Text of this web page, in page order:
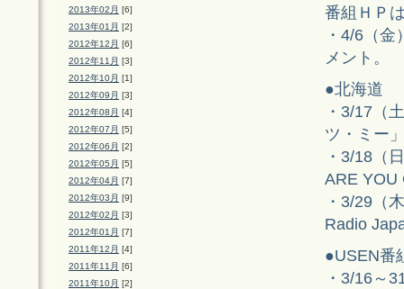
2013年02月 [6]
2013年01月 [2]
2012年12月 [6]
2012年11月 [3]
2012年10月 [1]
2012年09月 [3]
2012年08月 [4]
2012年07月 [5]
2012年06月 [2]
2012年05月 [5]
2012年04月 [7]
2012年03月 [9]
2012年02月 [3]
2012年01月 [7]
2011年12月 [4]
2011年11月 [6]
2011年10月 [2]
番組ＨＰ
・4/6（
メント。
●北海道
・3/17（
ツ・ミー
・3/18（
ARE YOU
・3/29（
Radio
●USEN番
・3/16～